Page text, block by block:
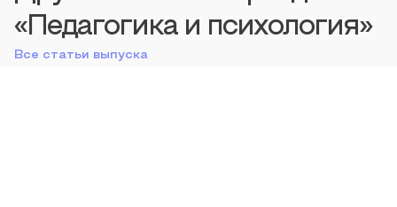
«Педагогика и психология»
Все статьи выпуска